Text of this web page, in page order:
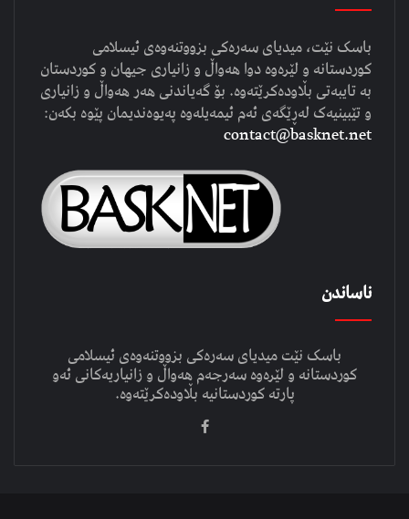
باسک نێت، میدیای سەرەکی بزووتنەوەی ئیسلامی
کوردستانە و لێرەوە دوا هەواڵ و زانیاری جیهان و کوردستان
بە تایبەتی بڵاودەکرێتەوە. بۆ گەیاندنی هەر هەواڵ و زانیاری
و تێبینیەک لەڕێگەی ئەم ئیمەیلەوە پەیوەندیمان پێوە بکەن:
contact@basknet.net
ناساندن
باسک نێت میدیای سەرەکی بزووتنەوەی ئیسلامی
کوردستانە و لێرەوە سەرجەم هەواڵ و زانیاریەکانی ئەو
پارتە کوردستانیە بڵاودەکرێتەوە.